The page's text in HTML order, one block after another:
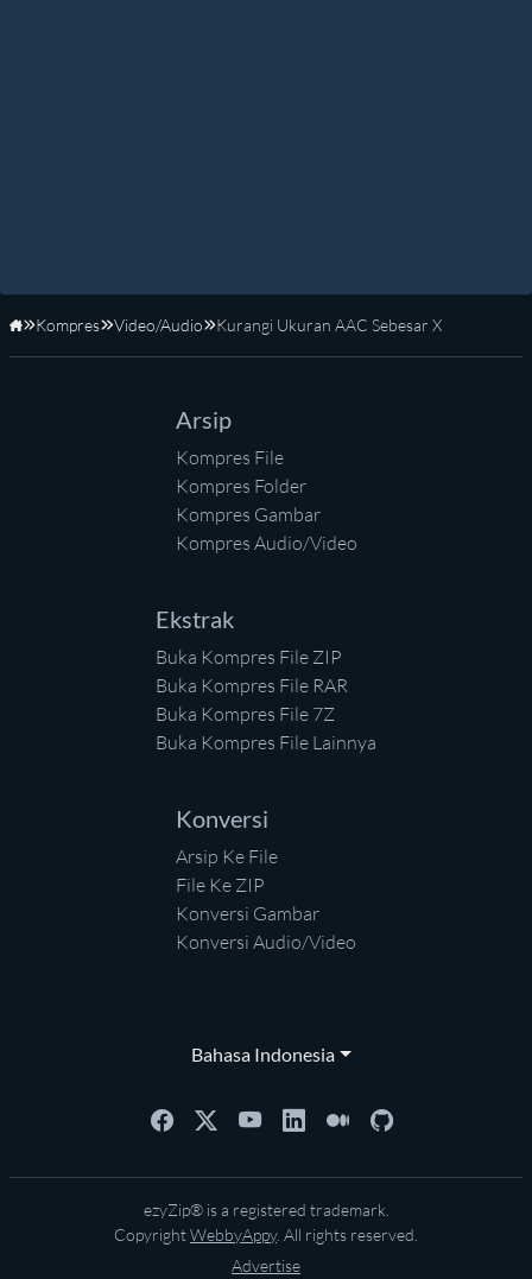
Beranda
Kompres Video/Audio Kurangi Ukuran AAC Sebesar X
Arsip
Kompres File
Kompres Folder
Kompres Gambar
Kompres Audio/Video
Ekstrak
Buka Kompres File ZIP
Buka Kompres File RAR
Buka Kompres File 7Z
Buka Kompres File Lainnya
Konversi
Arsip Ke File
File Ke ZIP
Konversi Gambar
Konversi Audio/Video
Bahasa Indonesia
ezyZip® is a registered trademark.
CopyrightWebbyAppy. All rights reserved.
Advertise